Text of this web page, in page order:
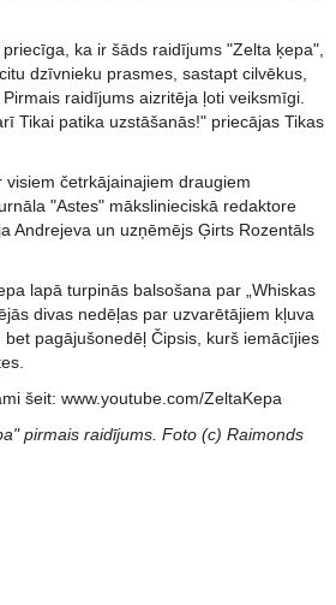
ka ir šāds raidījums "Zelta ķepa",
dzīvnieku prasmes, sastapt cilvēkus,
raidījums aizritēja ļoti veiksmīgi.
Tikai patika uzstāšanās!" priecājas Tikas
četrkājainajiem draugiem
"Astes" mākslinieciskā redaktore
Andrejeva un uzņēmējs Ģirts Rozentāls
lapā turpinās balsošana par „Whiskas
divas nedēļas par uzvarētājiem kļuva
pagājušonedēļ Čipsis, kurš iemācījies
šeit: www.youtube.com/ZeltaKepa
pirmais raidījums. Foto (c) Raimonds